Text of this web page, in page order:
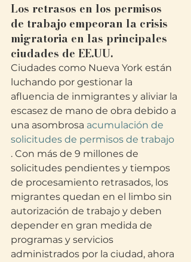
Los retrasos en los permisos
de trabajo empeoran la crisis
migratoria en las principales
ciudades de EE.UU.
Ciudades como Nueva York están
luchando por gestionar la
afluencia de inmigrantes y aliviar la
escasez de mano de obra debido a
una asombrosa acumulación de
solicitudes de permisos de trabajo
. Con más de 9 millones de
solicitudes pendientes y tiempos
de procesamiento retrasados, los
migrantes quedan en el limbo sin
autorización de trabajo y deben
depender en gran medida de
programas y servicios
administrados por la ciudad, ahora